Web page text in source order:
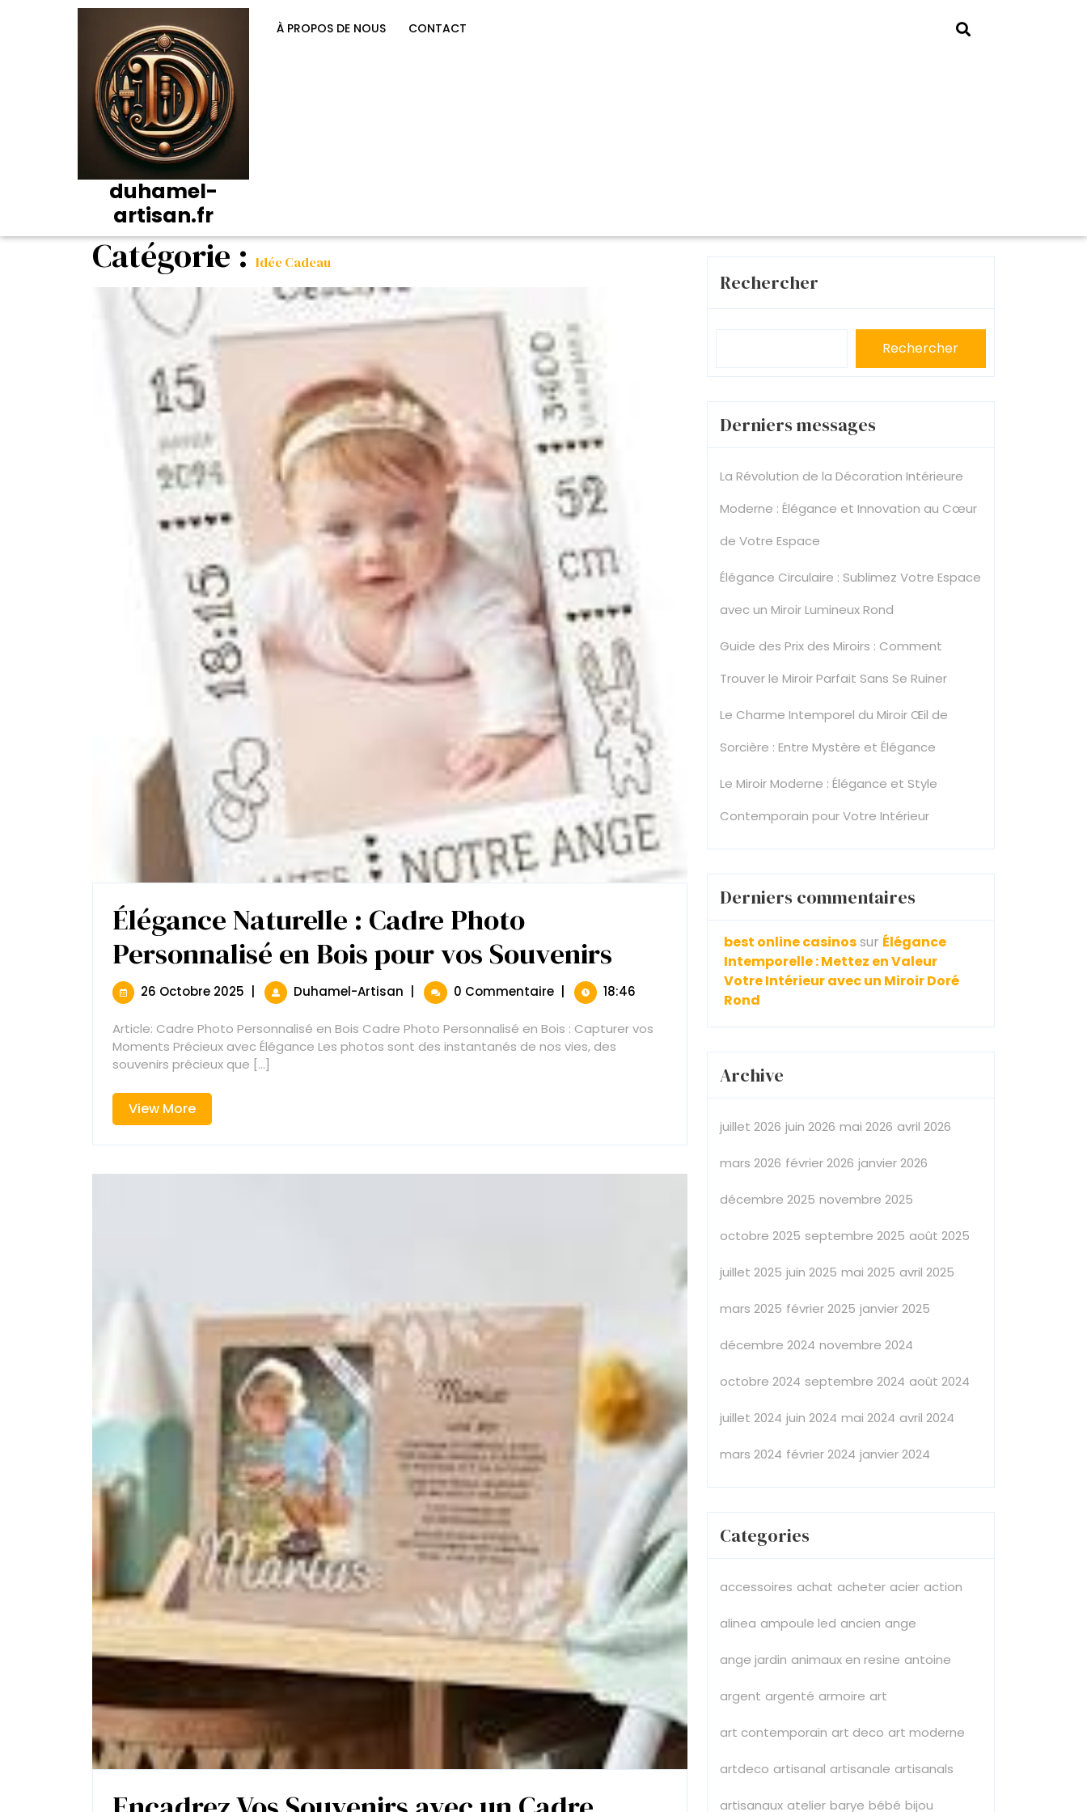
duhamel-
artisan.fr
À PROPOS DE NOUS CONTACT
Catégorie : Idée Cadeau
Élégance Naturelle : Cadre Photo
Personnalisé en Bois pour vos Souvenirs
Cadre
En
Bois
26 Octobre 2025 26
Octobre
2025
Duhamel-Artisan Élégance
Naturelle
:
Cadre
Vos
0 Commentaire 18:46
Article: Cadre Photo Personnalisé en Bois Cadre Photo Personnalisé en Bois : Capturer vos
Moments Précieux avec Élégance Les photos sont des instantanés de nos vies, des
souvenirs précieux que [...]
View MoreView
More
Rechercher
Rechercher
Derniers messages
La Révolution de la Décoration Intérieure
Moderne : Élégance et Innovation au Cœur
de Votre Espace
Élégance Circulaire : Sublimez Votre Espace
avec un Miroir Lumineux Rond
Guide des Prix des Miroirs : Comment
Trouver le Miroir Parfait Sans Se Ruiner
Le Charme Intemporel du Miroir Œil de
Sorcière : Entre Mystère et Élégance
Le Miroir Moderne : Élégance et Style
Contemporain pour Votre Intérieur
Derniers commentaires
best online casinossur Élégance
Intemporelle : Mettez en Valeur
Votre Intérieur avec un Miroir Doré
Rond
Archive
juillet 2026 juin 2026 mai 2026 avril 2026
mars 2026 février 2026 janvier 2026
décembre 2025 novembre 2025
octobre 2025 septembre 2025 août 2025
juillet 2025 juin 2025 mai 2025 avril 2025
mars 2025 février 2025 janvier 2025
décembre 2024 novembre 2024
octobre 2024 septembre 2024 août 2024
juillet 2024 juin 2024 mai 2024 avril 2024
mars 2024 février 2024 janvier 2024
Categories
accessoires achat acheter acier action
alinea ampoule led ancien ange
ange jardin animaux en resine antoine
argent argenté armoire art
art contemporain art deco art moderne
artdeco artisanal artisanale artisanals
artisanaux atelier barye bébé bijou